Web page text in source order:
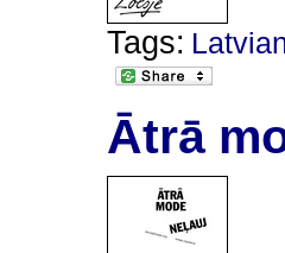
Tags:
Ātrā